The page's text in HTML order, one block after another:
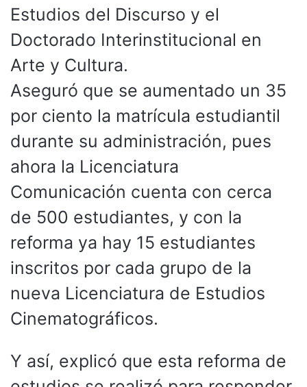
Estudios del Discurso y el
Doctorado Interinstitucional en
Arte y Cultura.
Aseguró que se aumentado un 35
por ciento la matrícula estudiantil
durante su administración, pues
ahora la Licenciatura
Comunicación cuenta con cerca
de 500 estudiantes, y con la
reforma ya hay 15 estudiantes
inscritos por cada grupo de la
nueva Licenciatura de Estudios
Cinematográficos.
Y así, explicó que esta reforma de